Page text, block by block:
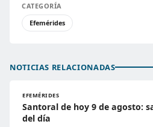
CATEGORÍA
Efemérides
NOTICIAS RELACIONADAS
EFEMÉRIDES
Santoral de hoy 9 de agosto:
del día